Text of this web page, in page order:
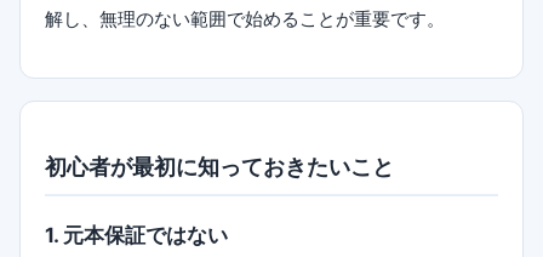
解し、無理のない範囲で始めることが重要です。
初心者が最初に知っておきたいこと
1. 元本保証ではない